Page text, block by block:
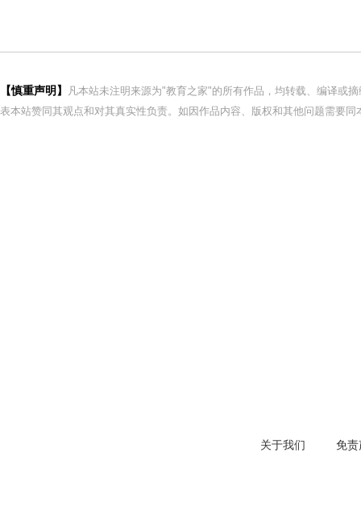
【慎重声明】
凡本站未注明来源为"教育之家"的所有作品，均转载、编译或
表本站赞同其观点和对其真实性负责。如因作品内容、版权和其他问题需要
关于我们 免责